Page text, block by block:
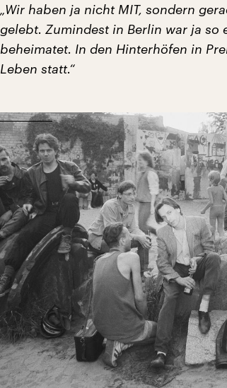
„Wir haben ja nicht MIT, sondern
gelebt. Zumindest in Berlin war ja so
beheimatet. In den Hinterhöfen in
Leben statt.“